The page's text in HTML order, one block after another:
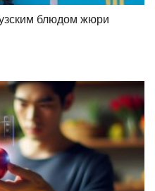
блюдом жюри